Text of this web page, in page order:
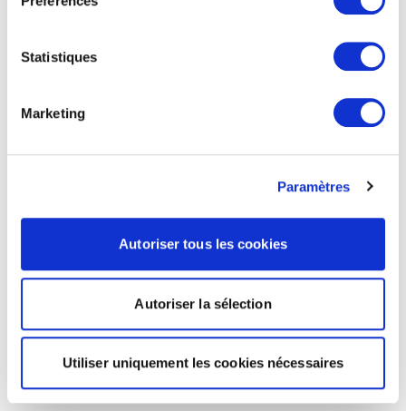
Statistiques
Marketing
Paramètres
Autoriser tous les cookies
Autoriser la sélection
Utiliser uniquement les cookies nécessaires